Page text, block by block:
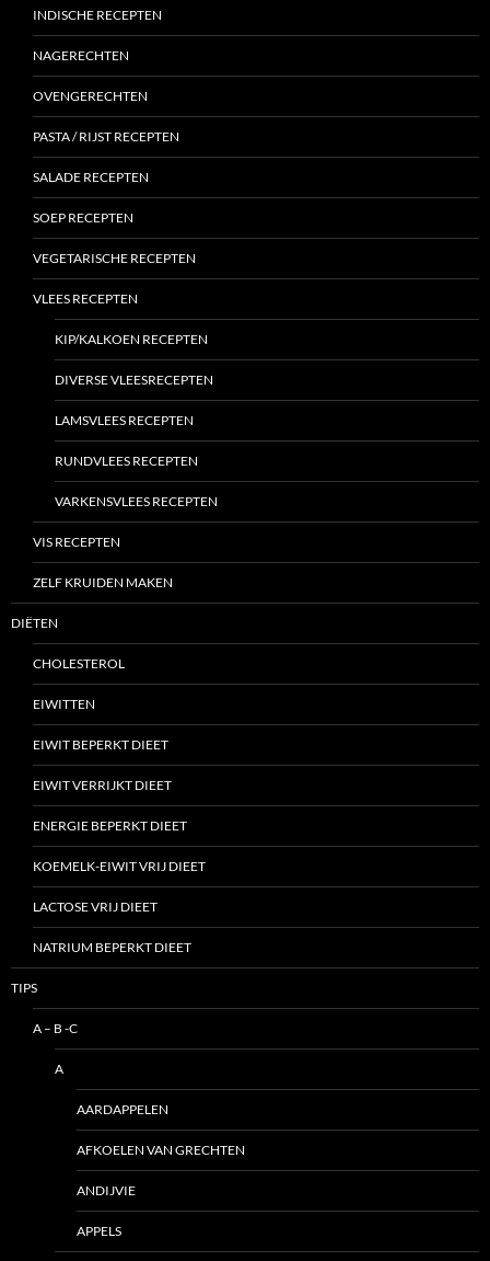
INDISCHE RECEPTEN
NAGERECHTEN
OVENGERECHTEN
PASTA / RIJST RECEPTEN
SALADE RECEPTEN
SOEP RECEPTEN
VEGETARISCHE RECEPTEN
VLEES RECEPTEN
KIP/KALKOEN RECEPTEN
DIVERSE VLEESRECEPTEN
LAMSVLEES RECEPTEN
RUNDVLEES RECEPTEN
VARKENSVLEES RECEPTEN
VIS RECEPTEN
ZELF KRUIDEN MAKEN
DIËTEN
CHOLESTEROL
EIWITTEN
EIWIT BEPERKT DIEET
EIWIT VERRIJKT DIEET
ENERGIE BEPERKT DIEET
KOEMELK-EIWIT VRIJ DIEET
LACTOSE VRIJ DIEET
NATRIUM BEPERKT DIEET
TIPS
A – B -C
A
AARDAPPELEN
AFKOELEN VAN GRECHTEN
ANDIJVIE
APPELS